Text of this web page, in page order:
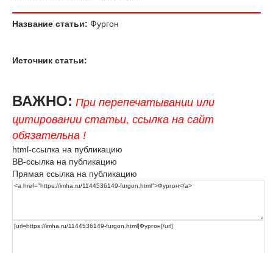
Название статьи: Фургон
Источник статьи:
ВАЖНО: При перепечатывании или
цитировании статьи, ссылка на сайт
обязательна !
html-ссылка на публикацию
BB-ссылка на публикацию
Прямая ссылка на публикацию